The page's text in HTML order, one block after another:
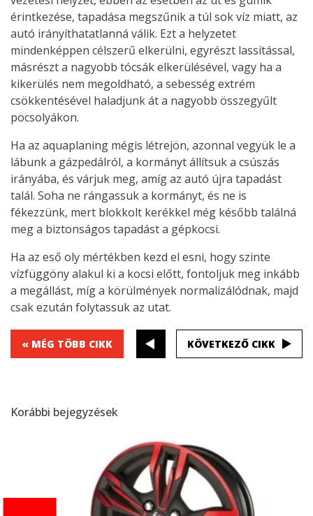
érintkezése, tapadása megszűnik a túl sok víz miatt, az
autó irányíthatatlanná válik. Ezt a helyzetet
mindenképpen célszerű elkerülni, egyrészt lassítással,
másrészt a nagyobb tócsák elkerülésével, vagy ha a
kikerülés nem megoldható, a sebesség extrém
csökkentésével haladjunk át a nagyobb összegyűlt
pocsolyákon.
Ha az aquaplaning mégis létrejön, azonnal vegyük le a
lábunk a gázpedálról, a kormányt állítsuk a csúszás
irányába, és várjuk meg, amíg az autó újra tapadást
talál. Soha ne rángassuk a kormányt, és ne is
fékezzünk, mert blokkolt kerékkel még később találná
meg a biztonságos tapadást a gépkocsi.
Ha az eső oly mértékben kezd el esni, hogy szinte
vízfüggöny alakul ki a kocsi előtt, fontoljuk meg inkább
a megállást, míg a körülmények normalizálódnak, majd
csak ezután folytassuk az utat.
« MÉG TÖBB CIKK KÖVETKEZŐ CIKK
Korábbi bejegyzések